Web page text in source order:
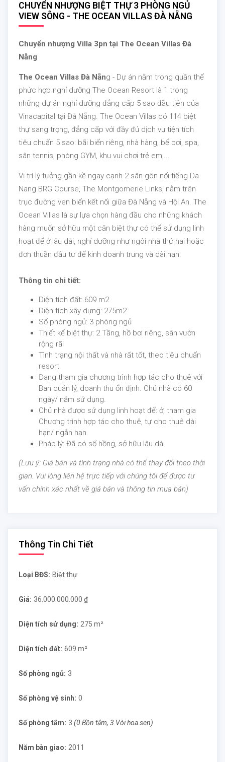
CHUYỂN NHƯỢNG BIỆT THỰ 3 PHÒNG NGỦ
VIEW SÔNG - THE OCEAN VILLAS ĐÀ NẴNG
Chuyển nhượng Villa 3pn tại The Ocean Villas Đà
Nẵng
The Ocean Villas Đà Nẵng - Dự án nằm trong quần thể
phức hợp nghỉ dưỡng The Ocean Resort là 1 trong
những dự án nghỉ dưỡng đẳng cấp 5 sao đầu tiên của
Vinacapital tại Đà Nẵng. The Ocean Villas có 114 biệt
thự sang trọng, đẳng cấp với đầy đủ dịch vụ tiện tích
tiêu chuẩn 5 sao: bãi biển riêng, nhà hàng, bể bơi, spa,
sân tennis, phòng GYM, khu vui chơi trẻ em,...
Vị trí lý tưởng gần kề ngay cạnh 2 sân gôn nổi tiếng Da
Nang BRG Course, The Montgomerie Links, nằm trên
trục đường ven biển kết nối giữa Đà Nẵng và Hội An. The
Ocean Villas là sự lựa chọn hàng đầu cho những khách
hàng muốn sở hữu một căn biệt thự có thể sử dụng linh
hoạt để ở lâu dài, nghỉ dưỡng như ngôi nhà thứ hai hoặc
đơn thuần đầu tư để kinh doanh trung và dài hạn.
Thông tin chi tiết:
Diện tích đất: 609 m2
Diện tích xây dựng: 275m2
Số phòng ngủ: 3 phòng ngủ
Thiết kế biệt thự: 2 Tầng, hồ bơi riêng, sân vườn
rộng rãi
Tình trạng nội thất và nhà rất tốt, theo tiêu chuẩn
resort.
Đang tham gia chương trình hợp tác cho thuê với
Ban quản lý, doanh thu ổn định. Chủ nhà có 60
ngày/ năm sử dụng.
Chủ nhà được sử dụng linh hoạt để: ở, tham gia
Chương trình hợp tác cho thuê, tự cho thuê dài
hạn/ ngắn hạn.
Pháp lý: Đã có sổ hồng, sở hữu lâu dài
(Lưu ý: Giá bán và tình trạng nhà có thể thay đổi theo thời
gian. Vui lòng liên hệ trực tiếp với chúng tôi để được tư
vấn chính xác nhất về giá bán và thông tin mua bán)
Thông Tin Chi Tiết
Loại BĐS: Biệt thự
Giá: 36.000.000.000 ₫
Diện tích sử dụng: 275 m²
Diện tích đất: 609 m²
Số phòng ngủ: 3
Số phòng vệ sinh: 0
Số phòng tắm: 3 (0 Bồn tắm, 3 Vòi hoa sen)
Năm bàn giao: 2011